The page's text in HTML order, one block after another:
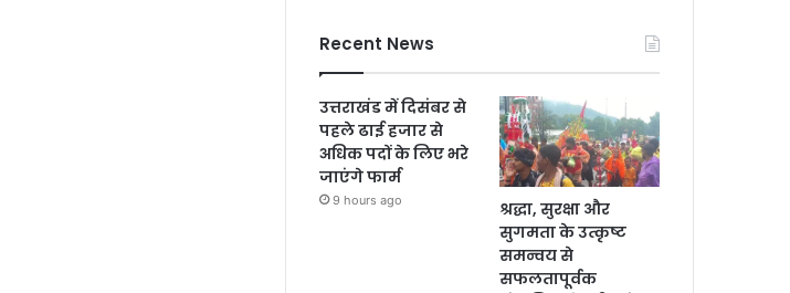
Recent News
उत्तराखंड में दिसंबर से
पहले ढाई हजार से
अधिक पदों के लिए भरे
जाएंगे फार्म
9 hours ago
श्रद्धा, सुरक्षा और
सुगमता के उत्कृष्ट
समन्वय से
सफलतापूर्वक